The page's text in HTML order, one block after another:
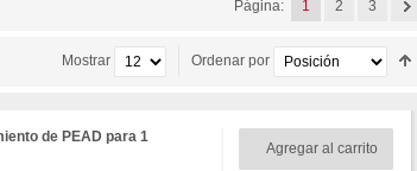
Página: 1 2 3
Ordenar por
Mostrar
de PEAD para 1
Agregar al carrito